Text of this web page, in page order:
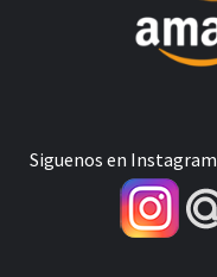
Siguenos en Instagram